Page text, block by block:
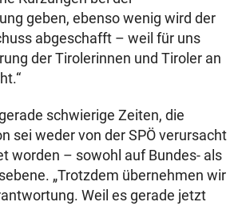
geben, ebenso wenig wird der
abgeschafft – weil für uns
der Tirolerinnen und Tiroler an
schwierige Zeiten, die
sei weder von der SPÖ verursacht
worden – sowohl auf Bundes- als
„Trotzdem übernehmen wir
Weil es gerade jetzt